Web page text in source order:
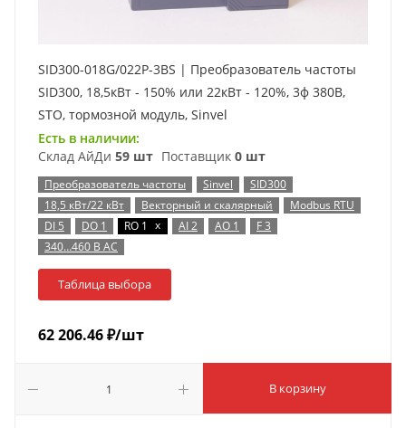
SID300-018G/022P-3BS | Преобразователь частоты
SID300, 18,5кВт - 150% или 22кВт - 120%, 3ф 380В,
STO, тормозной модуль, Sinvel
Есть в наличии:
Склад АйДи 59 шт Поставщик 0 шт
Преобразователь частоты Sinvel
SID300
18,5 кВт/22 кВт
Векторный и скалярный
Modbus RTU
DI 5
DO 1 RO 1 x AI 2 AO 1
F 3
340…460 В AC
Таблица выбора
62 206.46₽/шт
В корзину